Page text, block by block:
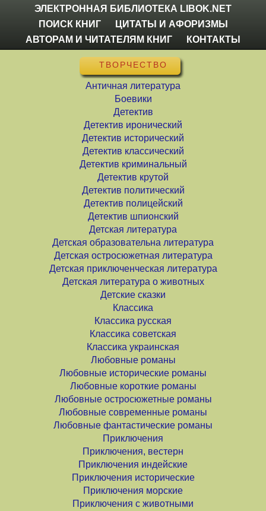
ЭЛЕКТРОННАЯ БИБЛИОТЕКА LIBOK.NET
ПОИСК КНИГ
ЦИТАТЫ И АФОРИЗМЫ
АВТОРАМ И ЧИТАТЕЛЯМ КНИГ
КОНТАКТЫ
ТВОРЧЕСТВО
Античная литература
Боевики
Детектив
Детектив иронический
Детектив исторический
Детектив классический
Детектив криминальный
Детектив крутой
Детектив политический
Детектив полицейский
Детектив шпионский
Детская литература
Детская образовательна литература
Детская остросюжетная литература
Детская приключенческая литература
Детская литература о животных
Детские сказки
Классика
Классика русская
Классика советская
Классика украинская
Любовные романы
Любовные исторические романы
Любовные короткие романы
Любовные остросюжетные романы
Любовные современные романы
Любовные фантастические романы
Приключения
Приключения, вестерн
Приключения индейские
Приключения исторические
Приключения морские
Приключения с животными